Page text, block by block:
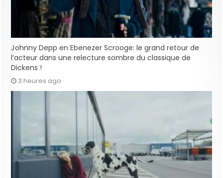
Johnny Depp en Ebenezer Scrooge: le grand retour de
l’acteur dans une relecture sombre du classique de
Dickens !
3 heures ago